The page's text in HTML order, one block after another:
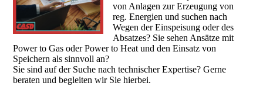
von Anlagen zur Erzeugung von
reg. Energien und suchen nach
Wegen der Einspeisung oder des
Absatzes? Sie sehen Ansätze mit
Power to Gas oder Power to Heat und den Einsatz von
Speichern als sinnvoll an?
Sie sind auf der Suche nach technischer Expertise? Gerne
beraten und begleiten wir Sie hierbei.